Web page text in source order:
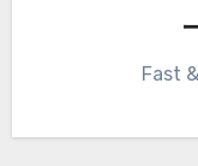
Fast